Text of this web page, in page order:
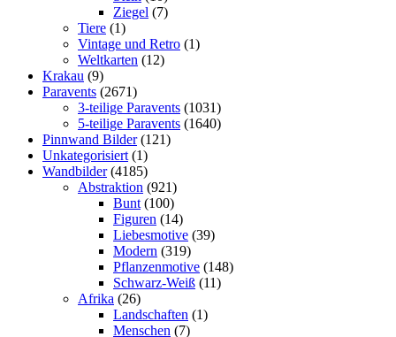
Ziegel (7)
Tiere (1)
Vintage und Retro (1)
Weltkarten (12)
Krakau (9)
Paravents (2671)
3-teilige Paravents (1031)
5-teilige Paravents (1640)
Pinnwand Bilder (121)
Unkategorisiert (1)
Wandbilder (4185)
Abstraktion (921)
Bunt (100)
Figuren (14)
Liebesmotive (39)
Modern (319)
Pflanzenmotive (148)
Schwarz-Weiß (11)
Afrika (26)
Landschaften (1)
Menschen (7)